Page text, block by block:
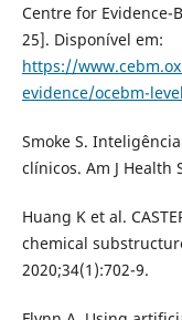
Centre for Evidence-
25]. Disponível em:
https://
evidence/ocebm-
Smoke S.
clínicos. Am J Health
Huang K et al.
chemical
2020;34(1):702-9.